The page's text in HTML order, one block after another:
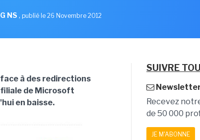
NS , publié le 26 Novembre 2012
à des redirections
de Microsoft
en baisse.
SUIVRE
Recevez
de 50 000
JE M'ABONNE